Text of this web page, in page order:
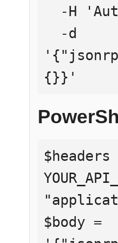
{}}'
$body =